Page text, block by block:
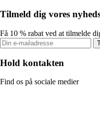
Tilmeld dig vores
Få 10 % rabat ved at tilmelde
Hold kontakten
Find os på sociale medier